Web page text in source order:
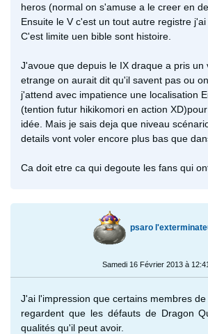
heros (normal on s'amuse a le creer en
Ensuite le V c'est un tout autre registre j'ai
C'est limite uen bible sont histoire.
J'avoue que depuis le IX draque a pris un
etrange on aurait dit qu'il savent pas ou
j'attend avec impatience une localisation
(tention futur hikikomori en action
idée. Mais je sais deja que niveau
details vont voler encore plus bas que
Ca doit etre ca qui degoute les fans qui
psaro
Samedi 16 Février 2013 à 12:41
J'ai l'impression que certains membres
regardent que les défauts de Dragon
qualités qu'il peut avoir.